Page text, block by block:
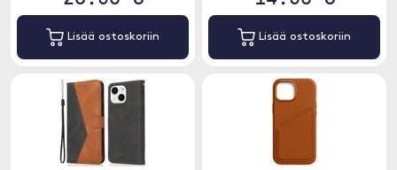
Lisää ostoskoriin Lisää ostoskoriin